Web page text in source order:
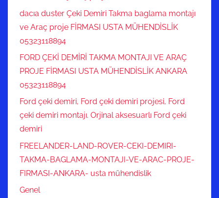
dacıa duster Çeki Demiri Takma baglama montajı
ve Araç proje FİRMASI USTA MÜHENDİSLİK
05323118894
FORD ÇEKİ DEMİRİ TAKMA MONTAJI VE ARAÇ
PROJE FİRMASI USTA MÜHENDİSLİK ANKARA
05323118894
Ford çeki demiri, Ford çeki demiri projesi, Ford
çeki demiri montajı. Orjinal aksesuarlı Ford çeki
demiri
FREELANDER-LAND-ROVER-CEKI-DEMIRI-
TAKMA-BAGLAMA-MONTAJI-VE-ARAC-PROJE-
FIRMASI-ANKARA- usta mühendislik
Genel